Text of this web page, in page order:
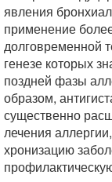
явления
применение
долговременной
генезе которых
поздней фазы
образом,
существенно
лечения
хронизацию